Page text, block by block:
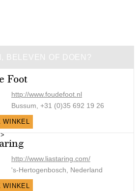
BELEVEN OF DOEN?
Foot
http://www.foudefoot.nl
Bussum, +31 (0)35 692 19 26 ‎
WINKEL
>
http://www.liastaring.com/
's-Hertogenbosch, Nederland
WINKEL